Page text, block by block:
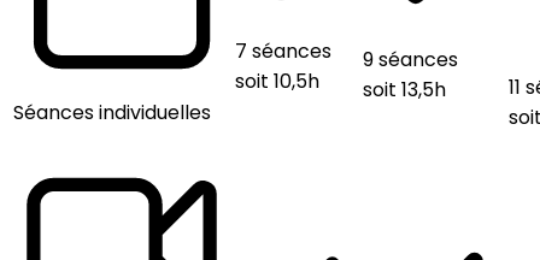
Séances individuelles
7 séances
soit 10,5h
9 séances
soit 13,5h
11